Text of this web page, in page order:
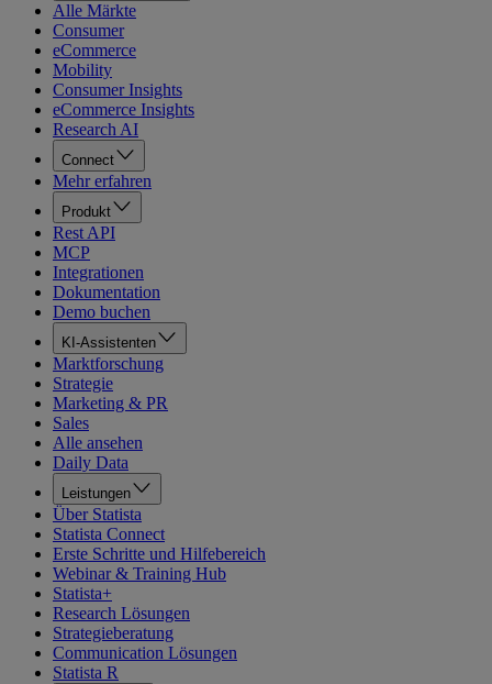
Alle Märkte
Consumer
eCommerce
Mobility
Consumer Insights
eCommerce Insights
Research AI
Connect
Mehr erfahren
Produkt
Rest API
MCP
Integrationen
Dokumentation
Demo buchen
KI-Assistenten
Marktforschung
Strategie
Marketing & PR
Sales
Alle ansehen
Daily Data
Leistungen
Über Statista
Statista Connect
Erste Schritte und Hilfebereich
Webinar & Training Hub
Statista+
Research Lösungen
Strategieberatung
Communication Lösungen
Statista R